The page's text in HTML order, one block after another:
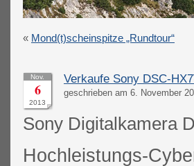
« Mond(t)scheinspitze „Rundtour“
Nov.
6
2013
Verkaufe Sony DSC-
geschrieben am 6. November
Sony Digitalkamera
Hochleistungs-